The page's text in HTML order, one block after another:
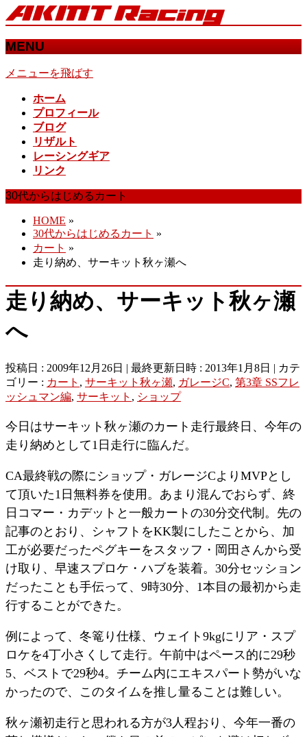
MENU
メニューを飛ばす
ホーム
プロフィール
ブログ
リザルト
レーシングギア
リンク
30代からはじめるカート
HOME »
30代からはじめるカート »
カート »
走り納め、サーキット秋ヶ瀬へ
走り納め、サーキット秋ヶ瀬
へ
投稿日 : 2009年12月26日 最終更新日時 : 2013年1月8日
カテ
ゴリー : カート , サーキット秋ヶ瀬, ガレージC, 第3章 SSフレ
ッシュマン編, サーキット , ショップ
今日はサーキット秋ヶ瀬のカート走行最終日、今年の
走り納めとして1日走行に臨んだ。
CA最終戦の際にショップ・ガレージCよりMVPとし
て頂いた1日無料券を使用。あまり混んでおらず、終
日コマー・カデットと一般カートの30分交代制。先の
記事のとおり、シャフトをKK製にしたことから、加
工が必要だったペグキーをスタッフ・岡田さんから受
け取り、早速スプロケ・ハブを装着。30分セッション
だったことも手伝って、9時30分、1本目の最初から走
行することができた。
例によって、冬篭り仕様、ウェイト9kgにリア・スプ
ロケを4丁小さくして走行。午前中はペース的に29秒
5、ベストで29秒4。チーム内にエキスパート勢がいな
かったので、このタイムを推し量ることは難しい。
秋ヶ瀬初走行と思われる方が3人程おり、今年一番の